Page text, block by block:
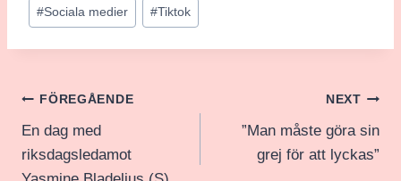
#Sociala medier #Tiktok
Inläggsnavigering
FÖREGÅENDE
En dag med
riksdagsledamot
NEXT
”Man måste göra sin
grej för att lyckas”